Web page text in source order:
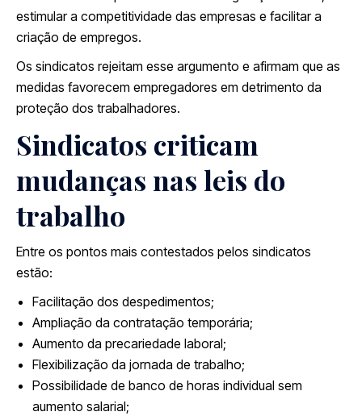
estimular a competitividade das empresas e facilitar a
criação de empregos.
Os sindicatos rejeitam esse argumento e afirmam que as
medidas favorecem empregadores em detrimento da
proteção dos trabalhadores.
Sindicatos criticam
mudanças nas leis do
trabalho
Entre os pontos mais contestados pelos sindicatos
estão:
Facilitação dos despedimentos;
Ampliação da contratação temporária;
Aumento da precariedade laboral;
Flexibilização da jornada de trabalho;
Possibilidade de banco de horas individual sem
aumento salarial;